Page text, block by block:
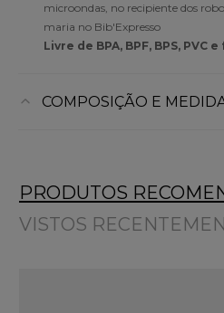
microondas, no recipiente dos
maria no Bib'Expresso
Livre de BPA, BPF, BPS, PVC
COMPOSIÇÃO E
PRODUTOS
VISTOS